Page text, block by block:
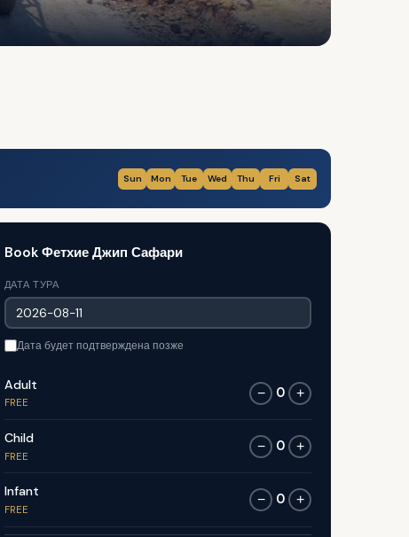
Sun Mon Tue Wed Thu Fri Sat
Book Фетхие Джип Сафари
ДАТА ТУРА
Дата будет подтверждена позже
Adult
FREE
− 0 +
Child
FREE
− 0 +
Infant
FREE
− 0 +